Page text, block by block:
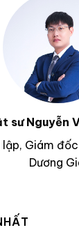
sư Nguyễn
lập, Giám
Dương